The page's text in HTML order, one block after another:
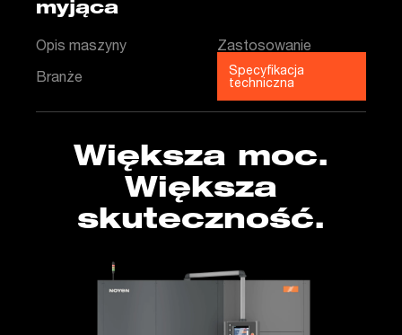
myjąca
Opis maszyny
Zastosowanie
Branże
Specyfikacja
techniczna
Większa moc.
Większa
skuteczność.